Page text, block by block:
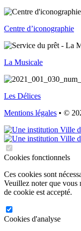
Centre d’iconographie
La Musicale
Les Délices
Mentions légales • ©
Cookies fonctionnels
Ces cookies sont
Veuillez noter que vous
de cookie est accepté.
Cookies d'analyse